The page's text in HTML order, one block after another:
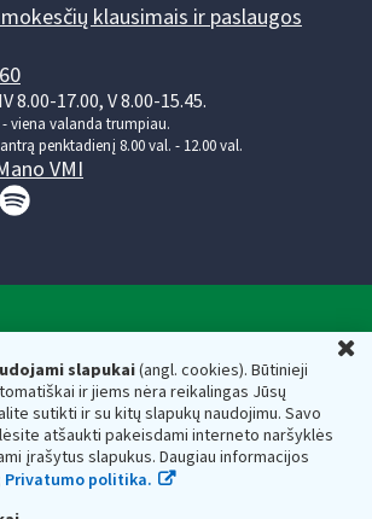
slapukai(angl. cookies). Būtinieji
ir jiems nėra reikalingas Jūsų
sutikti ir su kitų slapukų naudojimu. Savo
atšaukti pakeisdami interneto naršyklės
įrašytus slapukus. Daugiau informacijos
Privatumo politika.
klausimais ir paslaugos
8.00-17.00, V 8.00-15.45.
viena valanda trumpiau.
penktadienį 8.00 val. - 12.00 val.
VMI
ministerijos
asmens kodas — 188659752,
g. 14, 01107 Vilnius, Lietuva, el.paštas:
dėžutės adresas 188659752
mokesčių inspekciją prie Lietuvos
ministerijos kaupiami ir saugomi Juridinių